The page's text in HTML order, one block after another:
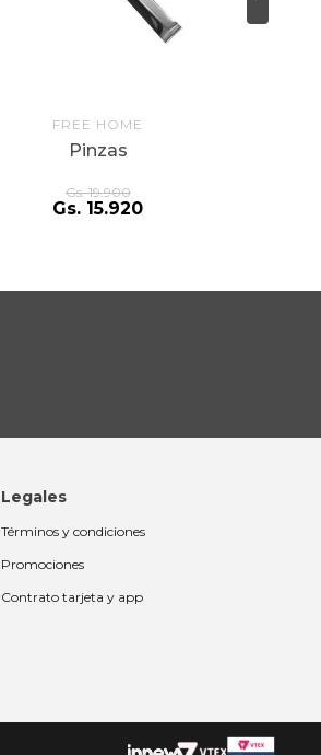
FREE HOME
Pinzas
Gs. 19.900
Gs. 15.920
Legales
Términos y condiciones
Promociones
Contrato tarjeta y app